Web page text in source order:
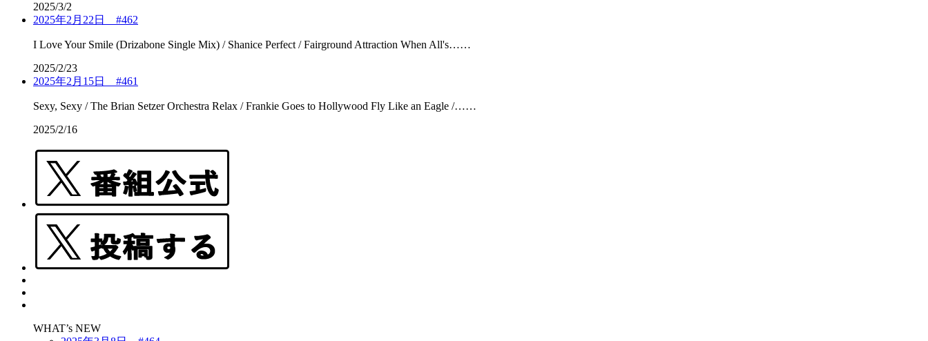
2025/3/2
2025年2月22日 #462
I Love Your Smile (Drizabone Single Mix) / Shanice Perfect / Fairground Attraction When All's……
2025/2/23
2025年2月15日 #461
Sexy, Sexy / The Brian Setzer Orchestra Relax / Frankie Goes to Hollywood Fly Like an Eagle /……
2025/2/16
WHAT’s NEW